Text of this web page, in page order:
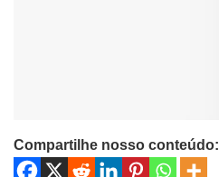
Compartilhe nosso conteúdo: